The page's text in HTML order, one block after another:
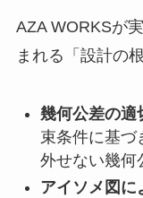
AZA WORKSが
まれる「設計の
幾何公差の適
束条件に基づ
外せない幾何
アイソメ図に